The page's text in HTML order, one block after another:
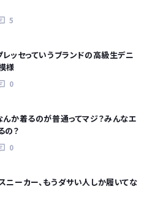
5
レッセっていうブランドの高級生デニ
様
0
んか着るのが普通ってマジ？みんなエ
の？
0
ニーカー、もうダサい人しか履いてな